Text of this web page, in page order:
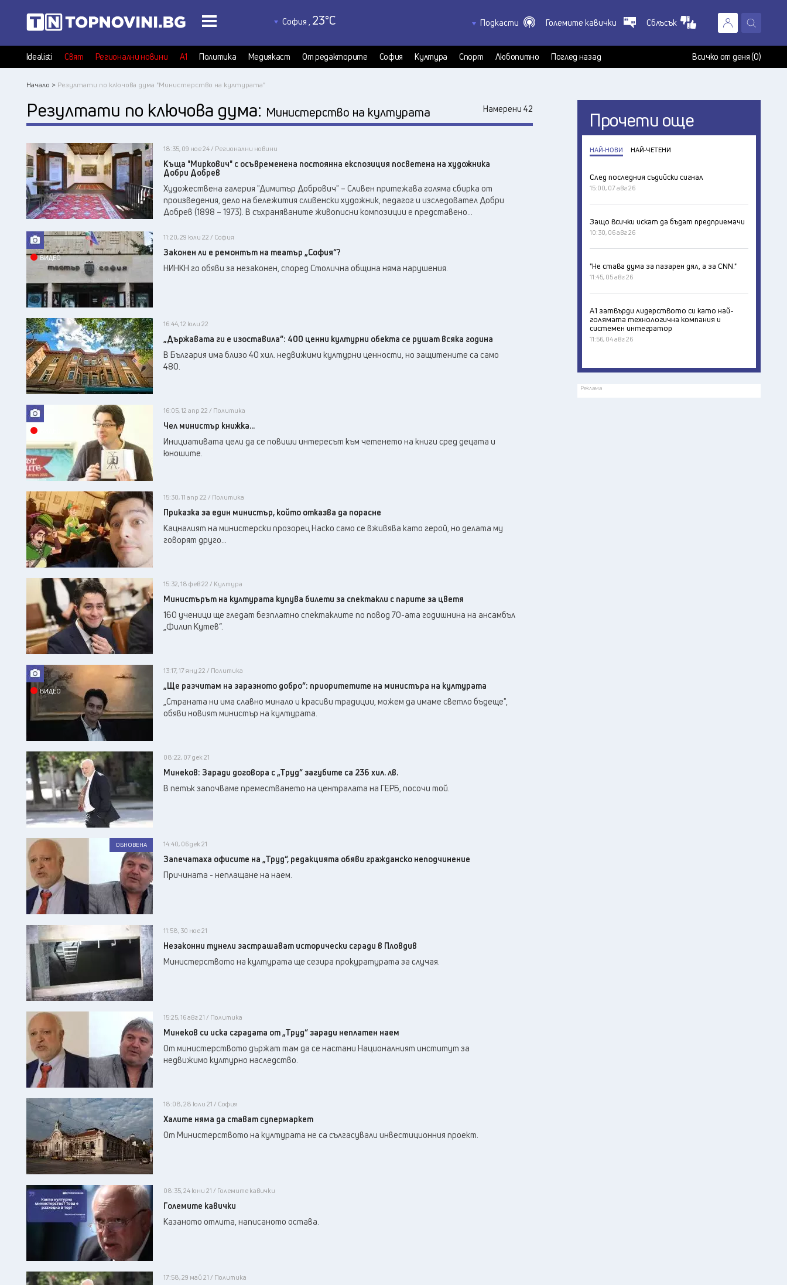
X
София , 23°C
Бургас, 22°C
Варна, 23°C
Видин , 24°C
Добрич, 21°C
Кърджали, 22 °C
Кюстендил , 22°C
Ловеч , 21°C
Пазарджик, 23
Перник , 21°C
Русе, °C
Силистра , 24 °C
22°C
Хасково, 24°C
Подкасти
КултурКаст
Медиякаст
Големите кавички Сблъсък
Idealisti Свят Регионални новини А1 Политика Медиякаст От редакторите София Култура Спорт Любопитно Поглед назад Всичко от деня (0)
Начало > Резултати по ключова дума "Министерство на културата"
Резултати по ключова дума: Министерство на културата Намерени 42
18:35, 09 ное 24 / Регионални новини
Къща "Миркович" с осъвременена постоянна експозиция посветена на художника
Добри Добрев
Художествена галерия "Димитър Добрович" – Сливен притежава голяма сбирка от
произведения, дело на бележития сливенски художник, педагог и изследовател Добри
Добрев (1898 – 1973). В съхраняваните живописни композиции е представено...
ВИДЕО
11:20, 29 юли 22 / София
Законен ли е ремонтът на театър „София“?
НИНКН го обяви за незаконен, според Столична община няма нарушения.
16:44, 12 юли 22
„Държавата ги е изоставила“: 400 ценни културни обекта се рушат всяка година
В България има близо 40 хил. недвижими културни ценности, но защитените са само
480.
16:05, 12 апр 22 / Политика
Чел министър книжка...
Инициативата цели да се повиши интересът към четенето на книги сред децата и
юношите.
15:30, 11 апр 22 / Политика
Приказка за един министър, който отказва да порасне
Кацналият на министерски прозорец Наско само се вживява като герой, но делата му
говорят друго...
15:32, 18 фев 22 / Култура
Министърът на културата купува билети за спектакли с парите за цветя
160 ученици ще гледат безплатно спектаклите по повод 70-ата годишнина на ансамбъл
„Филип Кутев“.
ВИДЕО
13:17, 17 яну 22 / Политика
„Ще разчитам на заразното добро“: приоритетите на министъра на културата
„Страната ни има славно минало и красиви традиции, можем да имаме светло бъдеще",
обяви новият министър на културата.
08:22, 07 дек 21
Минеков: Заради договора с „Труд“ загубите са 236 хил. лв.
В петък започваме преместването на централата на ГЕРБ, посочи той.
ОБНОВЕНА 14:40, 06 дек 21
Запечатаха офисите на „Труд“, редакцията обяви гражданско неподчинение
Причината - неплащане на наем.
11:58, 30 ное 21
Незаконни тунели застрашават исторически сгради в Пловдив
Министерството на културата ще сезира прокуратурата за случая.
15:25, 16 авг 21 / Политика
Минеков си иска сградата от „Труд“ заради неплатен наем
От министерството държат там да се настани Националният институт за
недвижимо културно наследство.
18:08, 28 юли 21 / София
Халите няма да стават супермаркет
От Министерството на културата не са сългасували инвестиционния проект.
08:35, 24 юни 21 / Големите кавички
Големите кавички
Казаното отлита, написаното остава.
17:58, 29 май 21 / Политика
Прочети още
НАЙ-НОВИ НАЙ-ЧЕТЕНИ
След последния съдийски сигнал
15:00, 07 авг 26
Защо всички искат да бъдат предприемачи
10:30, 06 авг 26
"Не става дума за пазарен дял, а за CNN."
11:45, 05 авг 26
А1 затвърди лидерството си като най-
голямата технологична компания и
системен интегратор
11:56, 04 авг 26
Реклама